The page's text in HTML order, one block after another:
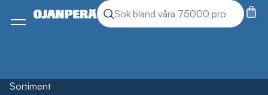
Sök produkter
Sök
Meny
Sortiment